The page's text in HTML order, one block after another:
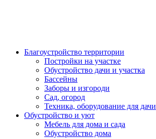
Благоустройство территории
Постройки на участке
Обустройство дачи и участка
Бассейны
Заборы и изгороди
Сад, огород
Техника, оборудование для дачи
Обустройство и уют
Мебель для дома и сада
Обустройство дома